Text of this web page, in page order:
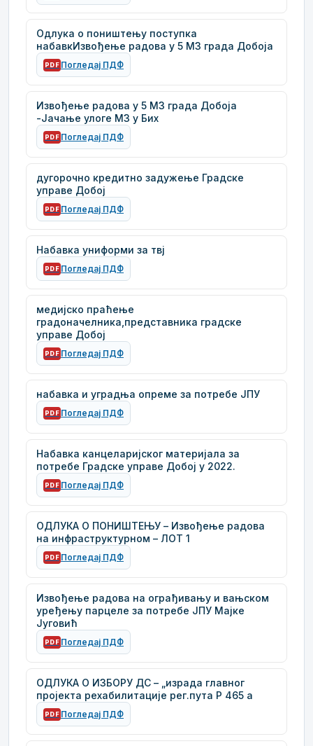
Одлука о поништењу поступка
набавкИзвођење радова у 5 МЗ града Добоја
PDF Погледај ПДФ
Извођење радова у 5 МЗ града Добоја
-Јачање улоге МЗ у Бих
PDF Погледај ПДФ
дугорочно кредитно задужење Градске
управе Добој
PDF Погледај ПДФ
Набавка униформи за твј
PDF Погледај ПДФ
медијско праћење
градоначелника,представника градске
управе Добој
PDF Погледај ПДФ
набавка и уградња опреме за потребе ЈПУ
PDF Погледај ПДФ
Набавка канцеларијског материјала за
потребе Градске управе Добој у 2022.
PDF Погледај ПДФ
ОДЛУКА О ПОНИШТЕЊУ – Извођење радова
на инфраструктурном – ЛОТ 1
PDF Погледај ПДФ
Извођење радова на ограђивању и вањском
уређењу парцеле за потребе ЈПУ Мајке
Југовић
PDF Погледај ПДФ
ОДЛУКА О ИЗБОРУ ДС – „израда главног
пројекта рехабилитације рег.пута Р 465 а
PDF Погледај ПДФ